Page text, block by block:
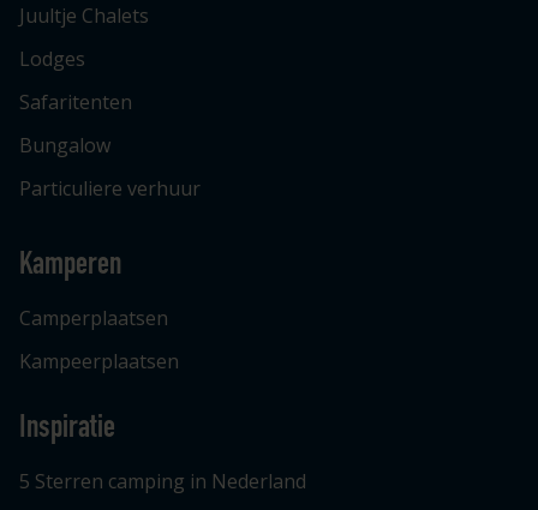
Juultje Chalets
Lodges
Safaritenten
Bungalow
Particuliere verhuur
Kamperen
Camperplaatsen
Kampeerplaatsen
Inspiratie
5 Sterren camping in Nederland